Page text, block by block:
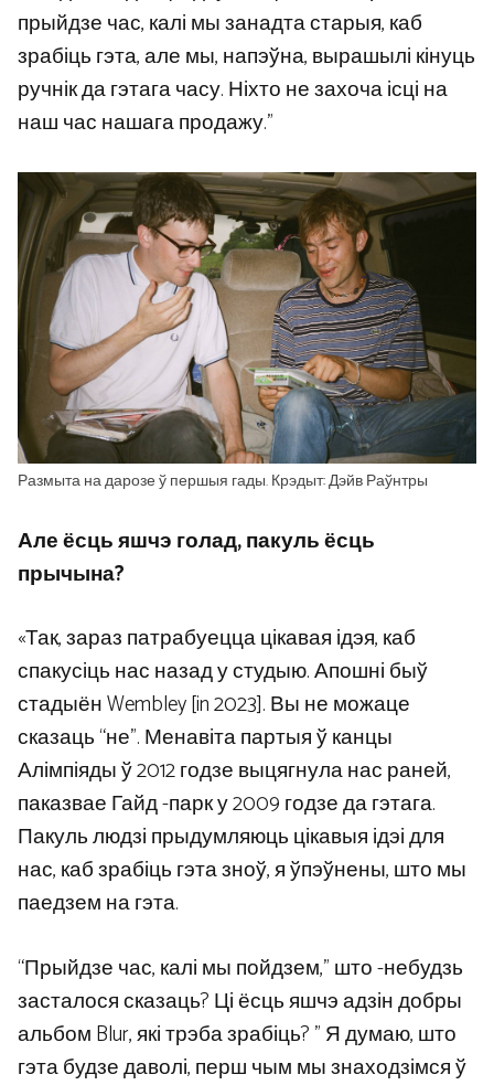
прыйдзе час, калі мы занадта старыя, каб
зрабіць гэта, але мы, напэўна, вырашылі кінуць
ручнік да гэтага часу. Ніхто не захоча ісці на
наш час нашага продажу.”
Размыта на дарозе ў першыя гады. Крэдыт: Дэйв Раўнтры
Але ёсць яшчэ голад, пакуль ёсць
прычына?
«Так, зараз патрабуецца цікавая ідэя, каб
спакусіць нас назад у студыю. Апошні быў
стадыён Wembley [in 2023]. Вы не можаце
сказаць “не”. Менавіта партыя ў канцы
Алімпіяды ў 2012 годзе выцягнула нас раней,
паказвае Гайд -парк у 2009 годзе да гэтага.
Пакуль людзі прыдумляюць цікавыя ідэі для
нас, каб зрабіць гэта зноў, я ўпэўнены, што мы
паедзем на гэта.
“Прыйдзе час, калі мы пойдзем,” што -небудзь
засталося сказаць? Ці ёсць яшчэ адзін добры
альбом Blur, які трэба зрабіць? ” Я думаю, што
гэта будзе даволі, перш чым мы знаходзімся ў